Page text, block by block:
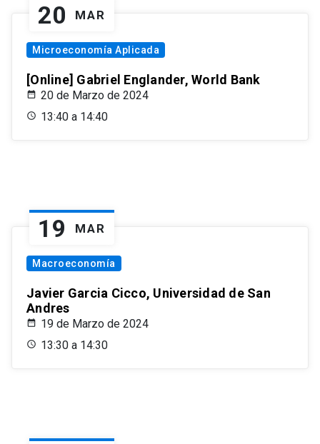
20 MAR
Microeconomía Aplicada
[Online] Gabriel Englander, World Bank
20 de Marzo de 2024
13:40 a 14:40
19 MAR
Macroeconomía
Javier Garcia Cicco, Universidad de San
Andres
19 de Marzo de 2024
13:30 a 14:30